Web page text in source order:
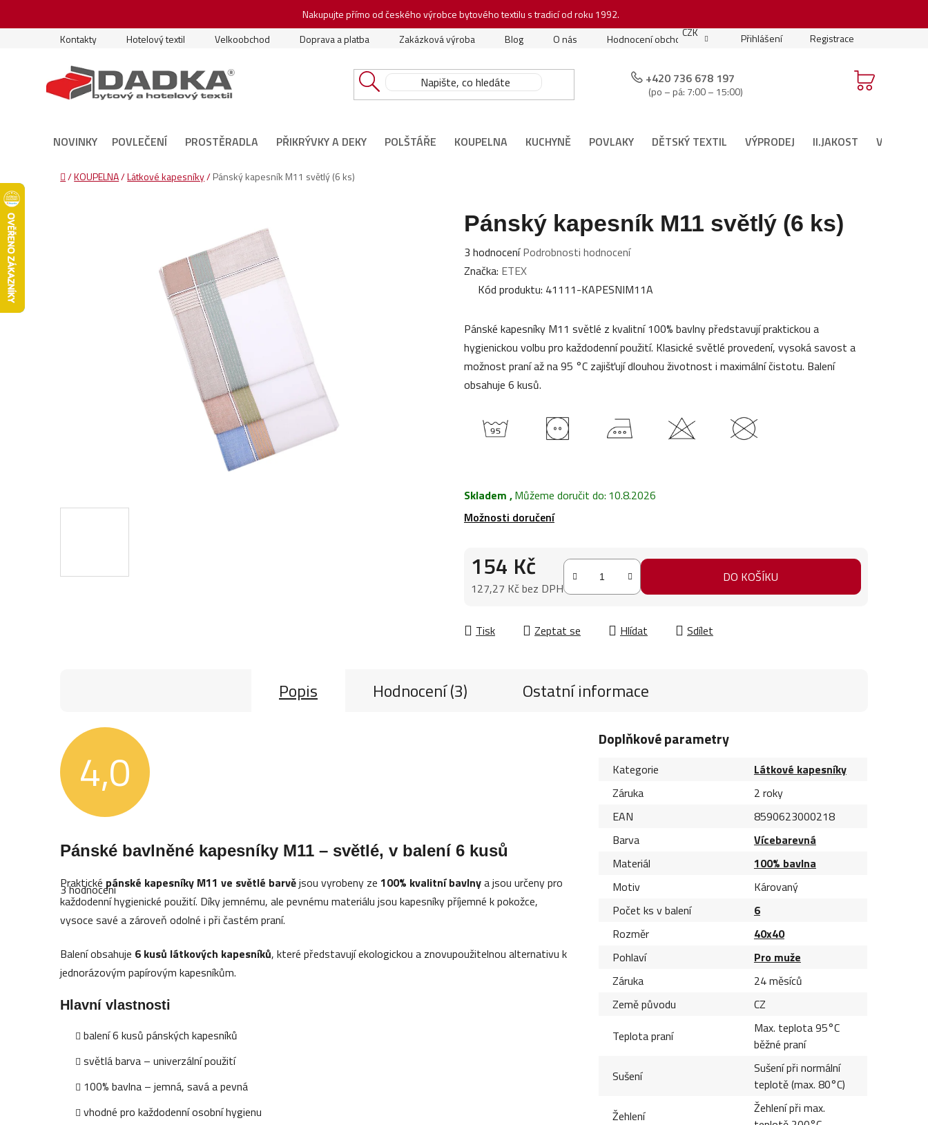
Nakupujte přímo od českého výrobce bytového textilu s tradicí od roku 1992.
Kontakty
Hotelový textil Velkoobchod Doprava a platba Zakázková výroba Blog O nás Hodnocení obchodu Moje objednávka Podmínky soutěže
CZK Přihlášení Registrace
+420 736 678 197
(po – pá: 7:00 – 15:00)
NOVINKY POVLEČENÍ PROSTĚRADLA PŘIKRÝVKY A DEKY POLŠTÁŘE KOUPELNA KUCHYNĚ POVLAKY DĚTSKÝ TEXTIL VÝPRODEJ II.JAKOST VÁNOČNÍ
Domů
/KOUPELNA/Látkové kapesníky/Pánský kapesník M11 světlý (6 ks)
Pánský kapesník M11 světlý (6 ks)
Průměrné
hodnocení
produktu
4,0
z
5
hvězdiček.
3 hodnocení Podrobnosti hodnocení
Značka: ETEX
Kód produktu: 41111-KAPESNIM11A
Pánské kapesníky M11 světlé z kvalitní 100% bavlny představují praktickou a
hygienickou volbu pro každodenní použití. Klasické světlé provedení, vysoká savost a
možnost praní až na 95 °C zajišťují dlouhou životnost i maximální čistotu. Balení
obsahuje 6 kusů.
Skladem ,Můžeme doručit do: 10.8.2026
Možnosti doručení
154 Kč
127,27 Kč bez DPH
DO KOŠÍKU
Tisk Zeptat se Hlídat Sdílet
Popis Hodnocení (3) Ostatní informace
4,0
Průměrné
hodnocení
je
4,0
z
5
hvězdiček.
3 hodnocení
Pánské bavlněné kapesníky M11 – světlé, v balení 6 kusů
Praktické pánské kapesníky M11 ve světlé barvějsou vyrobeny ze100% kvalitní bavlnya jsou určeny pro
každodenní hygienické použití. Díky jemnému, ale pevnému materiálu jsou kapesníky příjemné k pokožce,
vysoce savé a zároveň odolné i při častém praní.
Balení obsahuje 6 kusů látkových kapesníků, které představují ekologickou a znovupoužitelnou alternativu k
jednorázovým papírovým kapesníkům.
Hlavní vlastnosti
balení 6 kusů pánských kapesníků
světlá barva – univerzální použití
100% bavlna – jemná, savá a pevná
vhodné pro každodenní osobní hygienu
Doplňkové parametry
Kategorie
Látkové kapesníky
Záruka
2 roky
EAN
8590623000218
Barva
Vícebarevná
Materiál
100% bavlna
Motiv
Károvaný
Počet ks v balení
6
Rozměr
40x40
Pohlaví
Pro muže
Záruka
24 měsíců
Země původu
CZ
Teplota praní
Max. teplota 95°C
běžné praní
Sušení
Sušení při normální
teplotě (max. 80°C)
Žehlení
Žehlení při max.